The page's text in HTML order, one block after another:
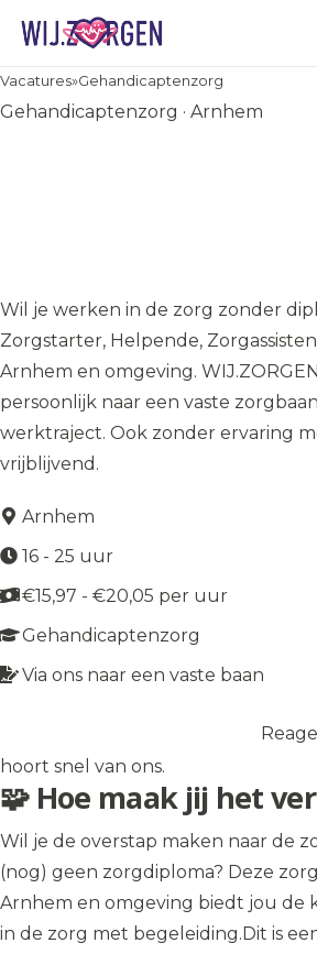
Vacatures»Gehandicaptenzorg
Gehandicaptenzorg · Arnhem
Wil je werken in de zorg zonder
Zorgstarter, Helpende,
Arnhem en omgeving.
persoonlijk naar een vaste
werktraject. Ook zonder ervaring
vrijblijvend.
Arnhem
16 - 25 uur
€15,97 - €20,05 per uur
Gehandicaptenzorg
Via ons naar een vaste baan
hoort snel van ons.
🧩 Hoe maak jij het
Wil je de overstap maken naar de
(nog) geen zorgdiploma? Deze
Arnhem en omgeving biedt jou de
in de zorg met begeleiding.Dit is